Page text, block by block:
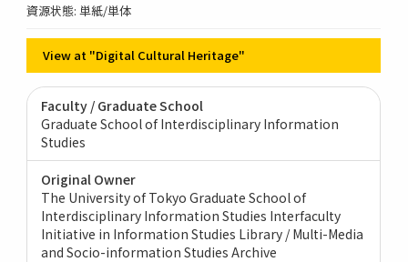
資源状態: 単紙/単体
View at "Digital Cultural Heritage"
Faculty / Graduate School
Graduate School of Interdisciplinary Information
Studies
Original Owner
The University of Tokyo Graduate School of
Interdisciplinary Information Studies Interfaculty
Initiative in Information Studies Library / Multi-Media
and Socio-information Studies Archive